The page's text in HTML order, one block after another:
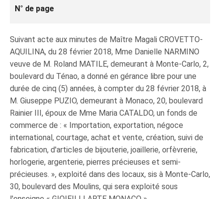
N° de page
Suivant acte aux minutes de Maître Magali CROVETTO-
AQUILINA, du 28 février 2018, Mme Danielle NARMINO
veuve de M. Roland MATILE, demeurant à Monte-Carlo, 2,
boulevard du Ténao, a donné en gérance libre pour une
durée de cinq (5) années, à compter du 28 février 2018, à
M. Giuseppe PUZIO, demeurant à Monaco, 20, boulevard
Rainier III, époux de Mme Maria CATALDO, un fonds de
commerce de : « Importation, exportation, négoce
international, courtage, achat et vente, création, suivi de
fabrication, d'articles de bijouterie, joaillerie, orfèvrerie,
horlogerie, argenterie, pierres précieuses et semi-
précieuses. », exploité dans des locaux, sis à Monte-Carlo,
30, boulevard des Moulins, qui sera exploité sous